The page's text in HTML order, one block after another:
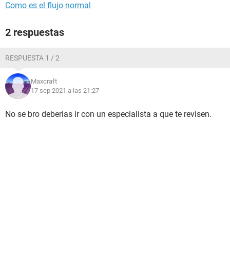
Como es el flujo normal
2 respuestas
RESPUESTA 1 / 2
Maxcraft
17 sep 2021 a las 21:27
No se bro deberias ir con un especialista a que te revisen.